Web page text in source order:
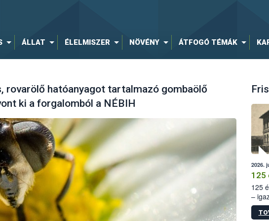
ÁLLAT ÉLELMISZER NÖVÉNY ÁTFOGÓ TÉMÁK
rovarölő hatóanyagot tartalmazó gombaölő
ki a forgalomból a NÉBIH
2026.
125
125
–
15.